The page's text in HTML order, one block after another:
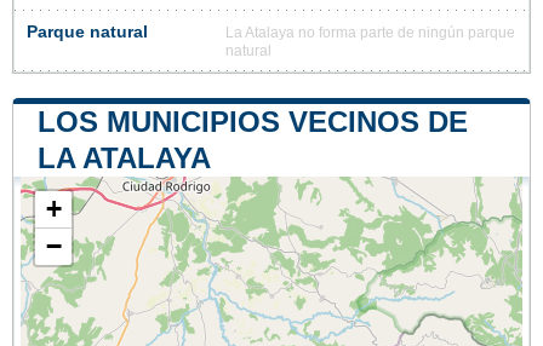
Parque natural
La Atalaya no forma parte de ningún parque
natural
LOS MUNICIPIOS VECINOS DE
LA ATALAYA
+
−